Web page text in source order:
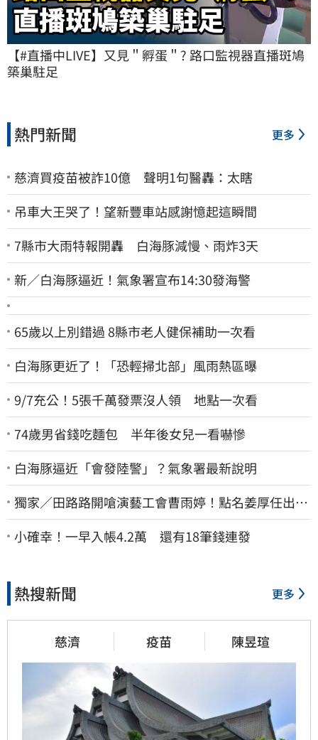
【#直播中LIVE】又見＂孵蛋＂? 路口監視器直播斑鳩
築巢駐足
熱門新聞 更多
慈濟買疫苗被詐10億 聲明1句醫轟：太瞎
吊車大王哭了！望新豐車站感謝憶起這瞬間
7縣市大雨特報開轟 白海豚減慢、雨炸3天
新／白海豚逼近！氣象署宣布14:30發海警
65歲以上別錯過 8縣市老人健保補助一次看
白海豚更近了！「恐輕掃北部」風雨熱區曝
9/7充公！5張千萬發票沒人領 地點一次看
74歲男省錢吃麵包 半年後女兒一看嚇慘
白海豚逼近「會發陸警」？氣象署最新說明
獨家／田路路開嗆演藝工會曹雨婷！點名姜厚任出
來 他16字回應了
小確幸！一早入帳4.2萬 還有18筆錢連發
熱搜新聞 更多
慈濟 疫苗 陳昱瑄